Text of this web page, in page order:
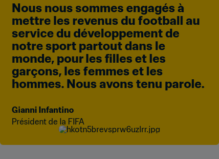
Nous nous sommes engagés à
mettre les revenus du football au
service du développement de
notre sport partout dans le
monde, pour les filles et les
garçons, les femmes et les
hommes. Nous avons tenu parole.
Gianni Infantino
Président de la FIFA